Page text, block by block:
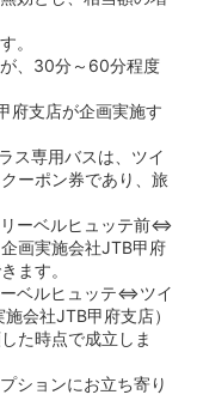
。
、30分～60分程度
府支店が企画実施す
ス専用バスは、ツイ
ーポン券であり、旅
ーベルヒュッテ前⇔
画実施会社JTB甲府
ます。
ベルヒュッテ⇔ツイ
会社JTB甲府支店）
た時点で成立しま
ションにお立ち寄り